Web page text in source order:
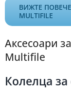
ВИЖТЕ
MULTIFILE
Аксесоари
Multifile
Колелца